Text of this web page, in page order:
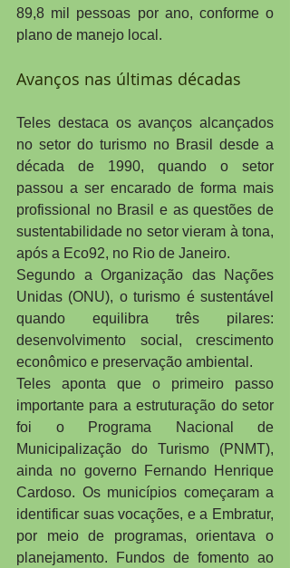
89,8 mil pessoas por ano, conforme o
plano de manejo local.
Avanços nas últimas décadas
Teles destaca os avanços alcançados
no setor do turismo no Brasil desde a
década de 1990, quando o setor
passou a ser encarado de forma mais
profissional no Brasil e as questões de
sustentabilidade no setor vieram à tona,
após a Eco92, no Rio de Janeiro.
Segundo a Organização das Nações
Unidas (ONU), o turismo é sustentável
quando equilibra três pilares:
desenvolvimento social, crescimento
econômico e preservação ambiental.
Teles aponta que o primeiro passo
importante para a estruturação do setor
foi o Programa Nacional de
Municipalização do Turismo (PNMT),
ainda no governo Fernando Henrique
Cardoso. Os municípios começaram a
identificar suas vocações, e a Embratur,
por meio de programas, orientava o
planejamento. Fundos de fomento ao